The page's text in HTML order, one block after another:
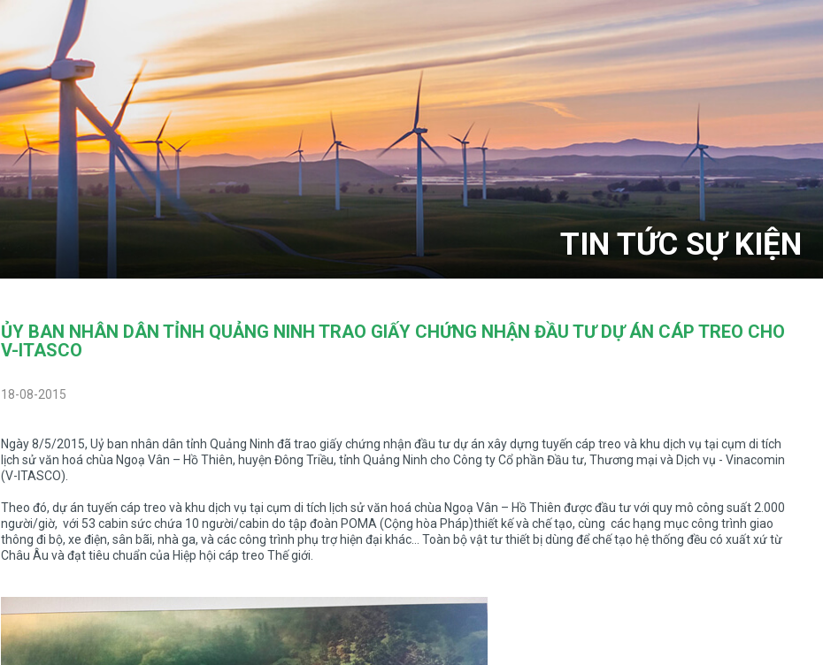
TIN TỨC SỰ KIỆN
ỦY BAN NHÂN DÂN TỈNH QUẢNG NINH TRAO GIẤY CHỨNG NHẬN ĐẦU TƯ DỰ ÁN CÁP TREO CHO
V-ITASCO
18-08-2015
Ngày 8/5/2015, Uỷ ban nhân dân tỉnh Quảng Ninh đã trao giấy chứng nhận đầu tư dự án xây dựng tuyến cáp treo và khu dịch vụ tại cụm di tích
lịch sử văn hoá chùa Ngoạ Vân – Hồ Thiên, huyện Đông Triều, tỉnh Quảng Ninh cho Công ty Cổ phần Đầu tư, Thương mại và Dịch vụ - Vinacomin
(V-ITASCO).
Theo đó, dự án tuyến cáp treo và khu dịch vụ tại cụm di tích lịch sử văn hoá chùa Ngoạ Vân – Hồ Thiên được đầu tư với quy mô công suất 2.000
người/giờ, với 53 cabin sức chứa 10 người/cabin do tập đoàn POMA (Cộng hòa Pháp)thiết kế và chế tạo, cùng các hạng mục công trình giao
thông đi bộ, xe điện, sân bãi, nhà ga, và các công trình phụ trợ hiện đại khác… Toàn bộ vật tư thiết bị dùng để chế tạo hệ thống đều có xuất xứ từ
Châu Âu và đạt tiêu chuẩn của Hiệp hội cáp treo Thế giới.